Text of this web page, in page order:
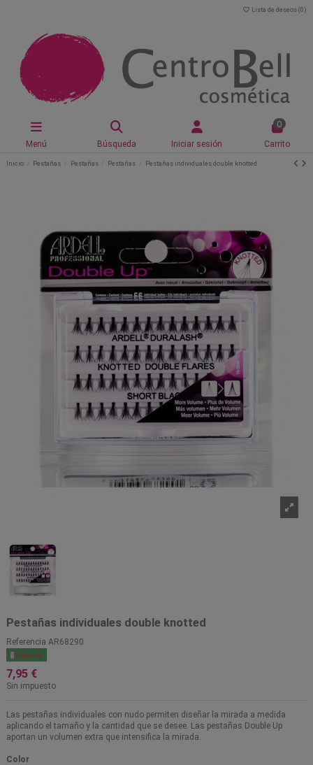
Lista de deseos (0 )
Menú Búsqueda Iniciar sesión
0
Carrito
Inicio Pestañas Pestañas Pestañas Pestañas individuales double knotted
Pestañas individuales double knotted
Referencia AR68290
 Agotado
7,95 €
Sin impuesto
Las pestañas individuales con nudo permiten diseñar la mirada a medida
aplicando el tamaño y la cantidad que se desee. Las pestañas Double Up
aportan un volumen extra que intensifica la mirada.
Color